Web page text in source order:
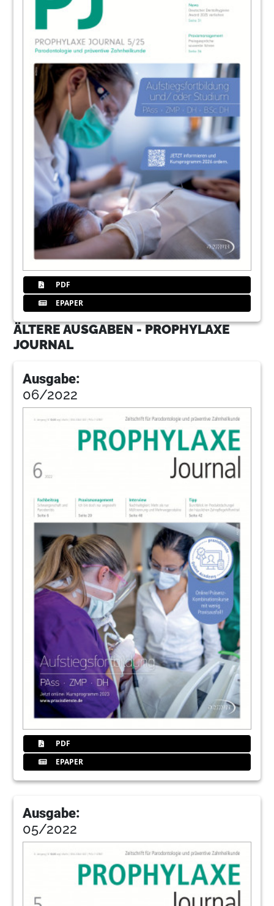
PDF
EPAPER
ÄLTERE AUSGABEN - PROPHYLAXE
JOURNAL
Ausgabe:
06/2022
PDF
EPAPER
Ausgabe:
05/2022